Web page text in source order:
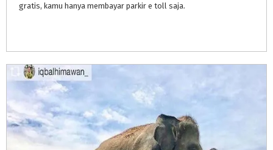
gratis, kamu hanya membayar parkir e toll saja.